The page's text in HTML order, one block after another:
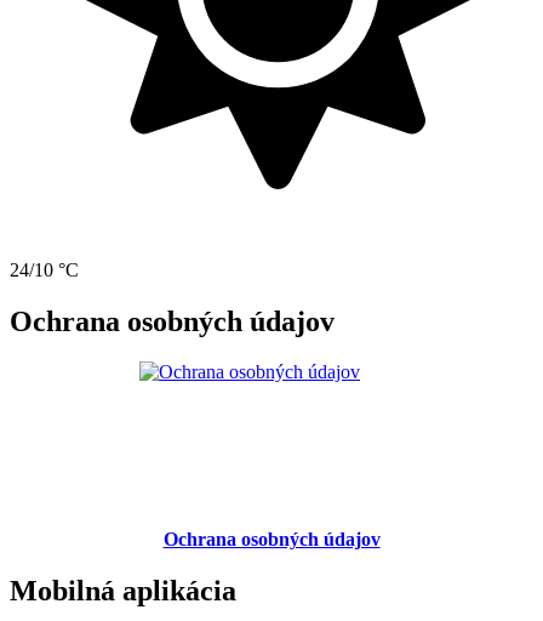
24/10 °C
Ochrana osobných údajov
Ochrana osobných údajov
Mobilná aplikácia